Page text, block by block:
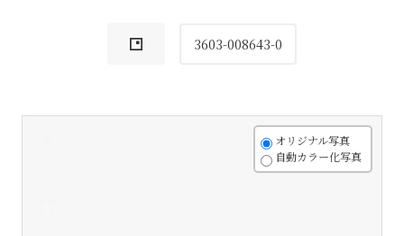
3603-008643-0
オリジナル写真
自動カラー化写真